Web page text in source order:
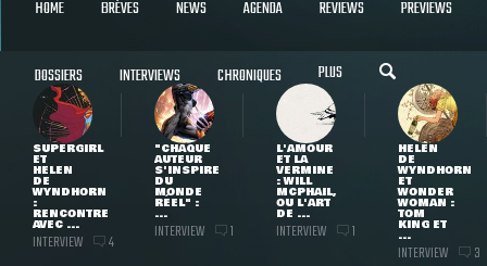
HOME BRÈVES NEWS AGENDA REVIEWS PREVIEWS
DOSSIERS INTERVIEWS CHRONIQUES PLUS
SUPERGIRL
ET
HELEN
DE
WYNDHORN
:
RENCONTRE
AVEC ...
INTERVIEW 4
"CHAQUE
AUTEUR
S'INSPIRE
DU
MONDE
RÉEL" :
...
INTERVIEW 1
L'AMOUR
ET LA
VERMINE
: WILL
MCPHAIL,
OU L'ART
DE ...
INTERVIEW 1
HELEN
DE
WYNDHORN
ET
WONDER
WOMAN :
TOM
KING ET
...
INTERVIEW 3